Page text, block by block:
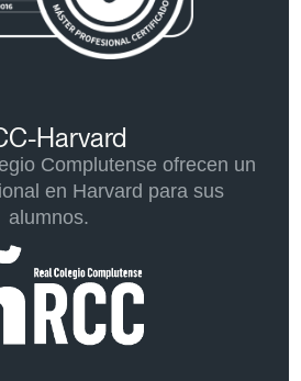
Harvard
Complutense ofrecen un
en Harvard para sus
alumnos.